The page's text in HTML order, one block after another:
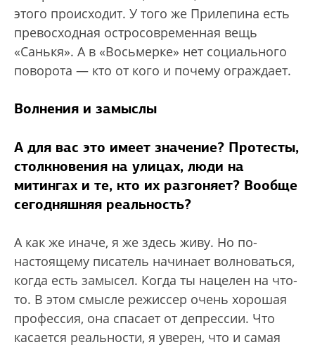
этого происходит. У того же Прилепина есть
превосходная остросовременная вещь
«Санькя». А в «Восьмерке» нет социального
поворота — кто от кого и почему ограждает.
Волнения и замыслы
А для вас это имеет значение? Протесты,
столкновения на улицах, люди на
митингах и те, кто их разгоняет? Вообще
сегодняшняя реальность?
А как же иначе, я же здесь живу. Но по-
настоящему писатель начинает волноваться,
когда есть замысел. Когда ты нацелен на что-
то. В этом смысле режиссер очень хорошая
профессия, она спасает от депрессии. Что
касается реальности, я уверен, что и самая